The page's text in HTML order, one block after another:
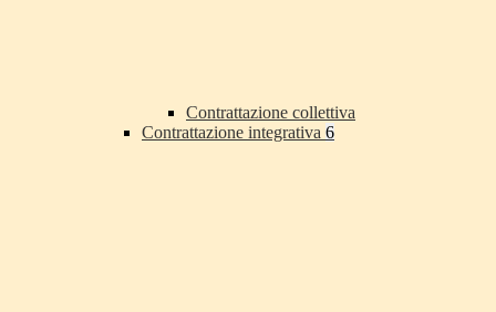
Contrattazione collettiva
Contrattazione integrativa 6